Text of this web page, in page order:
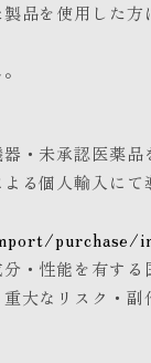
品を使用した
・未承認医薬品
る個人輸入にて
purchase/
・性能を有する
大なリスク・